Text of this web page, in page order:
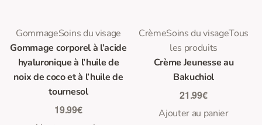
GommageSoins du visage
Gommage corporel à l’acide
hyaluronique à l’huile de
noix de coco et à l’huile de
tournesol
19.99€
CrèmeSoins du visageTous
les produits
Crème Jeunesse au
Bakuchiol
21.99€
Ajouter au panier